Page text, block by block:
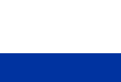
大學理學院